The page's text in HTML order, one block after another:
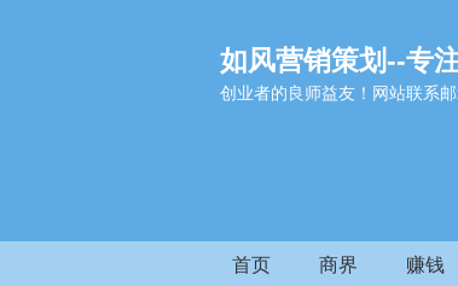
如风营销策划--专
创业者的良师益友！网站联系
首页 商界 赚钱